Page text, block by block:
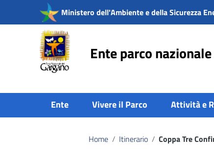
Vai ai contenuti
Vai al menu di navigazione
Vai al footer
Ministero dell'Ambiente e della Sicurezza
Ente parco
Ente Vivere il Parco Attività e
Home / Itinerario / Coppa Tre